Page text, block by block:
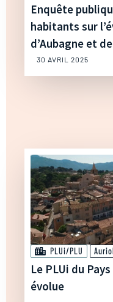
Enquête
habitants sur
d’Aubagne et
30 AVRIL 2025
PLUi/PLU Auriol
Le PLUi du
évolue